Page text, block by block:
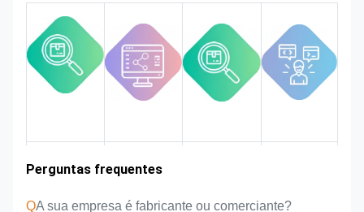
Vamos monitorizar e controlar a
qualidade em todo o processo,
garantindo que ele atenda aos
rigorosos requisitos de qualidade.
Experiência na
Área de
mercado
Perguntas frequentes
QA sua empresa é fabricante ou comerciante?